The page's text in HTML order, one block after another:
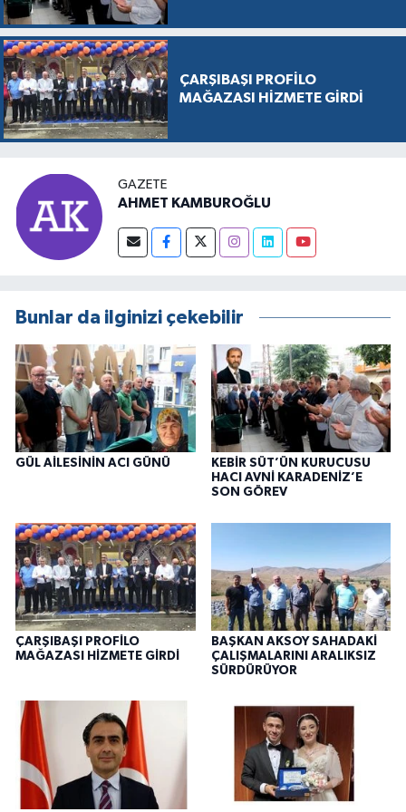
ÇARŞIBAŞI PROFİLO
MAĞAZASI HİZMETE GİRDİ
GAZETE
AHMET KAMBUROĞLU
Bunlar da ilginizi çekebilir
GÜL AİLESİNİN ACI GÜNÜ
KEBİR SÜT’ÜN KURUCUSU
HACI AVNİ KARADENİZ’E
SON GÖREV
ÇARŞIBAŞI PROFİLO
MAĞAZASI HİZMETE GİRDİ
BAŞKAN AKSOY SAHADAKİ
ÇALIŞMALARINI ARALIKSIZ
SÜRDÜRÜYOR